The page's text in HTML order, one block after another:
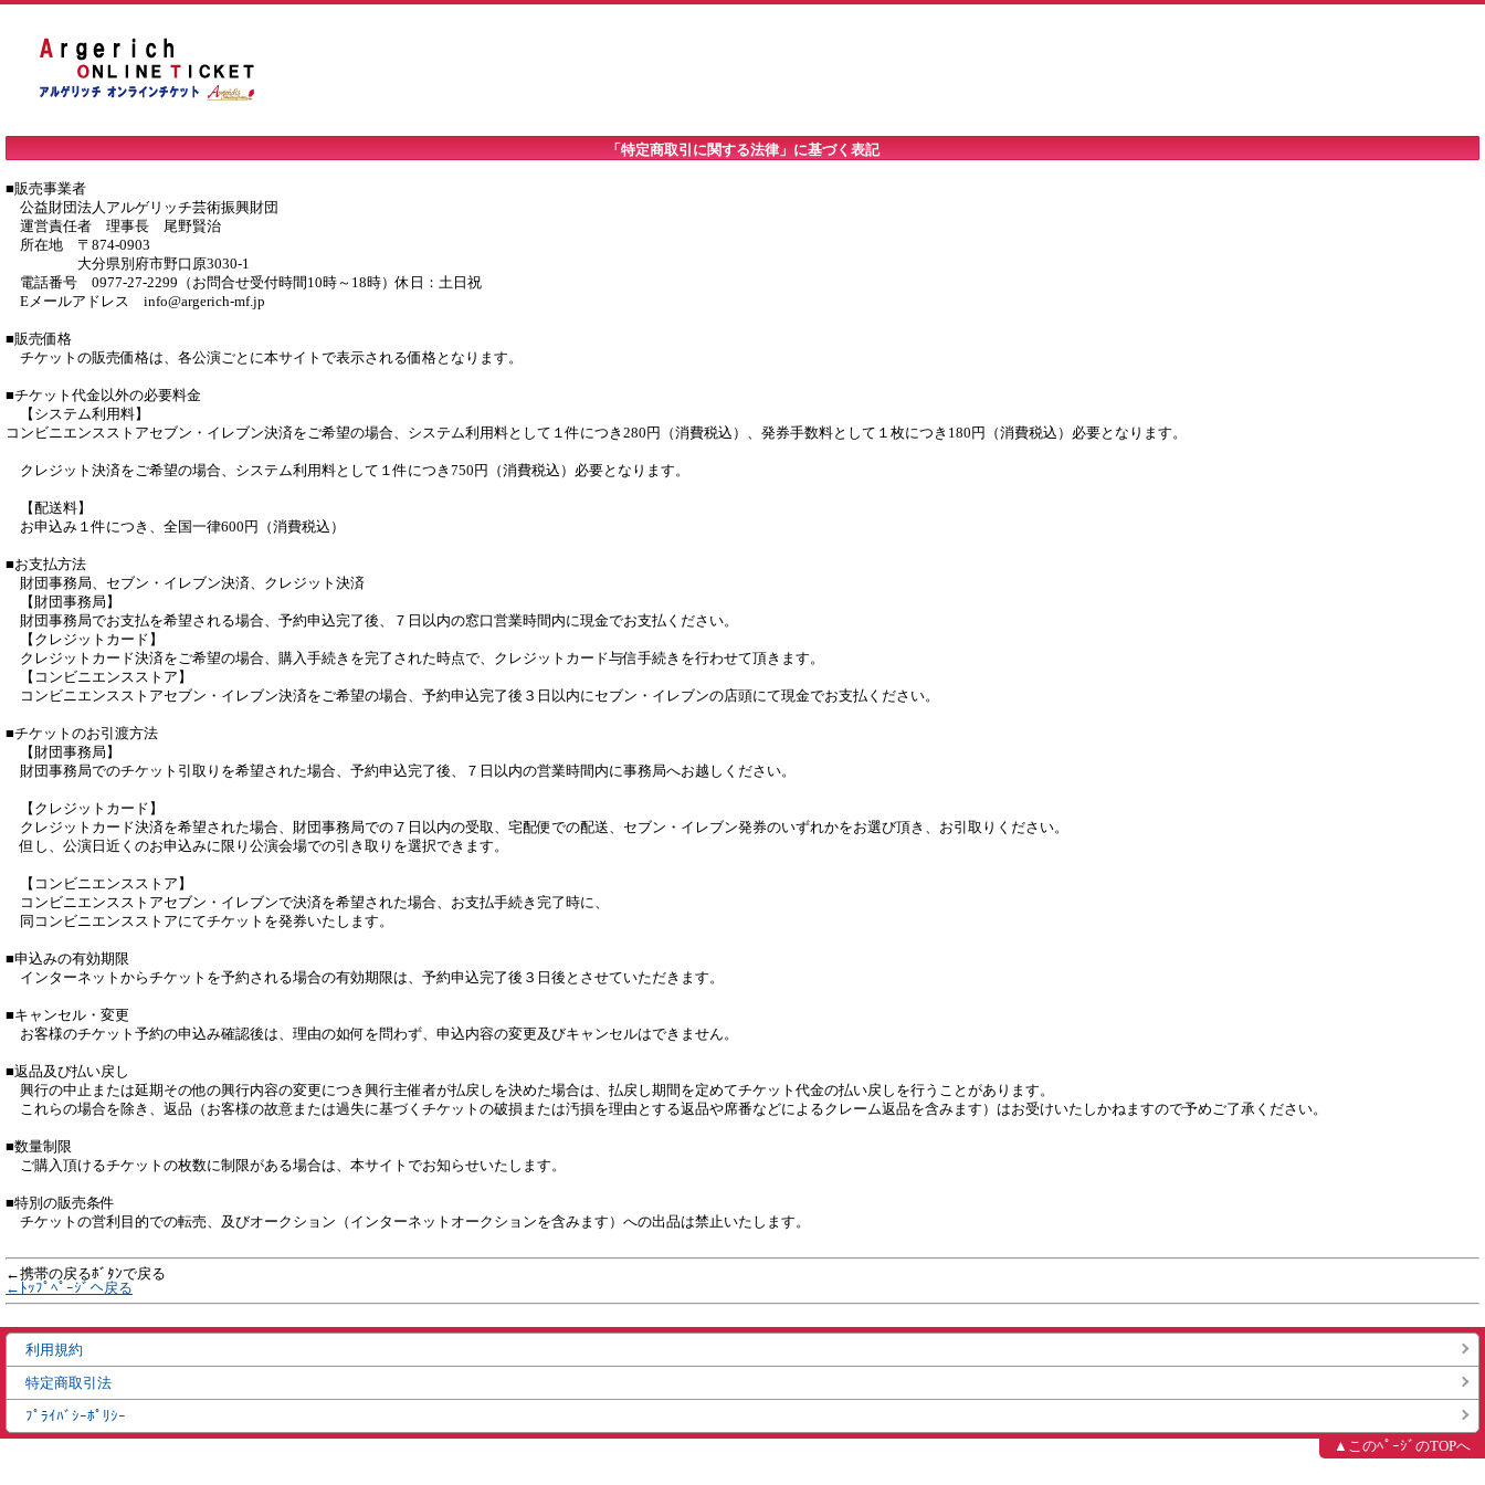
「特定商取引に関する法律」に基づく表記
■販売事業者
公益財団法人アルゲリッチ芸術振興財団
運営責任者　理事長　尾野賢治
所在地　〒874-0903
大分県別府市野口原3030-1
電話番号　0977-27-2299（お問合せ受付時間10時～18時）休日：土日祝
Eメールアドレス　info@argerich-mf.jp
■販売価格
チケットの販売価格は、各公演ごとに本サイトで表示される価格となります。
■チケット代金以外の必要料金
【システム利用料】
コンビニエンスストアセブン・イレブン決済をご希望の場合、システム利用料として１件につき280円（消費税込）、発券手数料として１枚につき180円（消費税込）必要となります。
クレジット決済をご希望の場合、システム利用料として１件につき750円（消費税込）必要となります。
【配送料】
お申込み１件につき、全国一律600円（消費税込）
■お支払方法
財団事務局、セブン・イレブン決済、クレジット決済
【財団事務局】
財団事務局でお支払を希望される場合、予約申込完了後、７日以内の窓口営業時間内に現金でお支払ください。
【クレジットカード】
クレジットカード決済をご希望の場合、購入手続きを完了された時点で、クレジットカード与信手続きを行わせて頂きます。
【コンビニエンスストア】
コンビニエンスストアセブン・イレブン決済をご希望の場合、予約申込完了後３日以内にセブン・イレブンの店頭にて現金でお支払ください。
■チケットのお引渡方法
【財団事務局】
財団事務局でのチケット引取りを希望された場合、予約申込完了後、７日以内の営業時間内に事務局へお越しください。
【クレジットカード】
クレジットカード決済を希望された場合、財団事務局での７日以内の受取、宅配便での配送、セブン・イレブン発券のいずれかをお選び頂き、お引取りください。
但し、公演日近くのお申込みに限り公演会場での引き取りを選択できます。
【コンビニエンスストア】
コンビニエンスストアセブン・イレブンで決済を希望された場合、お支払手続き完了時に、
同コンビニエンスストアにてチケットを発券いたします。
■申込みの有効期限
インターネットからチケットを予約される場合の有効期限は、予約申込完了後３日後とさせていただきます。
■キャンセル・変更
お客様のチケット予約の申込み確認後は、理由の如何を問わず、申込内容の変更及びキャンセルはできません。
■返品及び払い戻し
興行の中止または延期その他の興行内容の変更につき興行主催者が払戻しを決めた場合は、払戻し期間を定めてチケット代金の払い戻しを行うことがあります。
これらの場合を除き、返品（お客様の故意または過失に基づくチケットの破損または汚損を理由とする返品や席番などによるクレーム返品を含みます）はお受けいたしかねますので予めご了承ください。
■数量制限
ご購入頂けるチケットの枚数に制限がある場合は、本サイトでお知らせいたします。
■特別の販売条件
チケットの営利目的での転売、及びオークション（インターネットオークションを含みます）への出品は禁止いたします。
←携帯の戻るﾎﾞﾀﾝで戻る
←ﾄｯﾌﾟﾍﾟｰｼﾞへ戻る
利用規約
特定商取引法
ﾌﾟﾗｲﾊﾞｼｰﾎﾟﾘｼｰ
▲このﾍﾟｰｼﾞのTOPへ